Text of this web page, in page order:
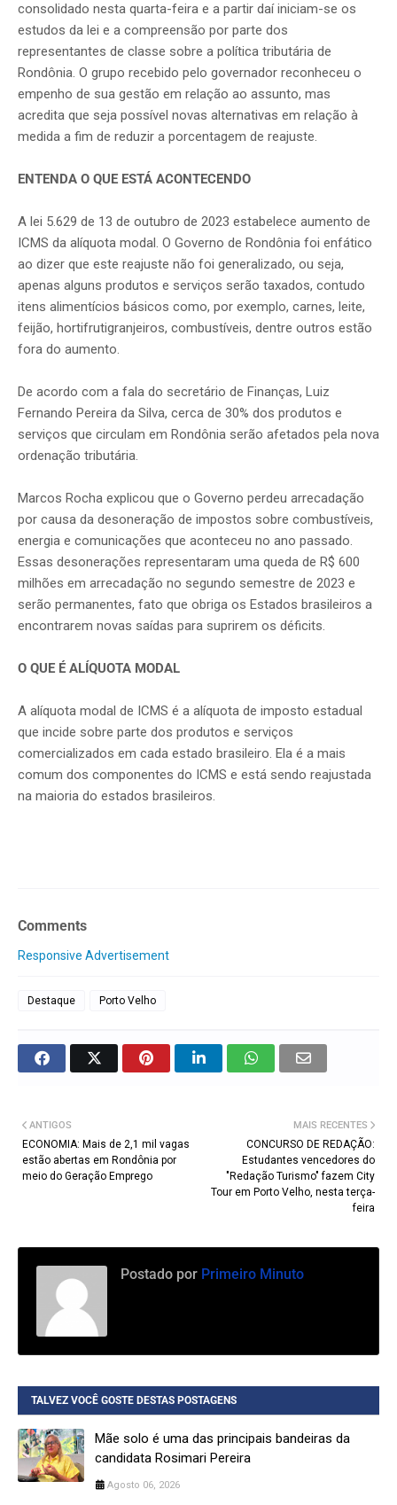
consolidado nesta quarta-feira e a partir daí iniciam-se os
estudos da lei e a compreensão por parte dos
representantes de classe sobre a política tributária de
Rondônia. O grupo recebido pelo governador reconheceu o
empenho de sua gestão em relação ao assunto, mas
acredita que seja possível novas alternativas em relação à
medida a fim de reduzir a porcentagem de reajuste.
ENTENDA O QUE ESTÁ ACONTECENDO
A lei 5.629 de 13 de outubro de 2023 estabelece aumento de
ICMS da alíquota modal. O Governo de Rondônia foi enfático
ao dizer que este reajuste não foi generalizado, ou seja,
apenas alguns produtos e serviços serão taxados, contudo
itens alimentícios básicos como, por exemplo, carnes, leite,
feijão, hortifrutigranjeiros, combustíveis, dentre outros estão
fora do aumento.
De acordo com a fala do secretário de Finanças, Luiz
Fernando Pereira da Silva, cerca de 30% dos produtos e
serviços que circulam em Rondônia serão afetados pela nova
ordenação tributária.
Marcos Rocha explicou que o Governo perdeu arrecadação
por causa da desoneração de impostos sobre combustíveis,
energia e comunicações que aconteceu no ano passado.
Essas desonerações representaram uma queda de R$ 600
milhões em arrecadação no segundo semestre de 2023 e
serão permanentes, fato que obriga os Estados brasileiros a
encontrarem novas saídas para suprirem os déficits.
O QUE É ALÍQUOTA MODAL
A alíquota modal de ICMS é a alíquota de imposto estadual
que incide sobre parte dos produtos e serviços
comercializados em cada estado brasileiro. Ela é a mais
comum dos componentes do ICMS e está sendo reajustada
na maioria do estados brasileiros.
Comments
Responsive Advertisement
Destaque Porto Velho
MAIS RECENTES
CONCURSO DE REDAÇÃO:
Estudantes vencedores do
"Redação Turismo" fazem City
Tour em Porto Velho, nesta terça-
feira
ANTIGOS
ECONOMIA: Mais de 2,1 mil vagas
estão abertas em Rondônia por
meio do Geração Emprego
Postado por Primeiro Minuto
TALVEZ VOCÊ GOSTE DESTAS POSTAGENS
Mãe solo é uma das principais bandeiras da
candidata Rosimari Pereira
Agosto 06, 2026